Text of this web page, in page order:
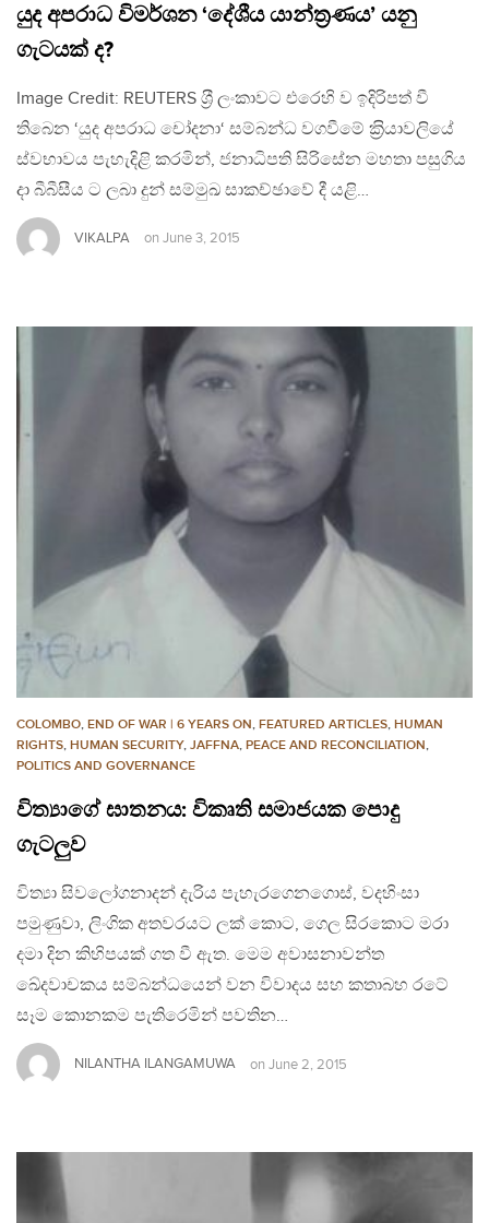
යුද අපරාධ විමර්ශන ‘දේශීය යාන්ත්‍රණය’ යනු
ගැටයක් ද?
Image Credit: REUTERS ශ‍්‍රී ලංකාවට එරෙහි ව ඉදිරිපත් වී
තිබෙන ‘යුද අපරාධ චෝදනා‘ සම්බන්ධ වගවීමේ ක‍්‍රියාවලියේ
ස්වභාවය පැහැදිළි කරමින්, ජනාධිපති සිරිසේන මහතා පසුගිය
දා බීබීසීය ට ලබා දුන් සම්මුඛ සාකච්ඡාවේ දී යළි…
VIKALPA on June 3, 2015
COLOMBO, END OF WAR | 6 YEARS ON, FEATURED ARTICLES, HUMAN
RIGHTS, HUMAN SECURITY, JAFFNA, PEACE AND RECONCILIATION,
POLITICS AND GOVERNANCE
විත්‍යාගේ ඝාතනය: විකෘති සමාජයක පොදු
ගැටලුව
විත්‍යා සිවලෝගනාදන් දැරිය පැහැරගෙනගොස්, වදහිංසා
පමුණුවා, ලිංගික අතවරයට ලක් කොට, ගෙල සිරකොට මරා
දමා දින කිහිපයක් ගත වී ඇත. මෙම අවාසනාවන්ත
ඛේදවාචකය සම්බන්ධයෙන් වන විවාදය සහ කතාබහ රටේ
සෑම කොනකම පැතිරෙමින් පවතින…
NILANTHA ILANGAMUWA on June 2, 2015